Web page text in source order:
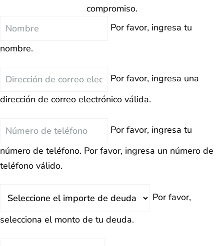
compromiso.
Nombre
Por favor, ingresa tu
nombre.
Correo
Por favor, ingresa una
dirección de correo electrónico válida.
Teléfono
Por favor, ingresa tu
número de teléfono. Por favor, ingresa un número de
teléfono válido.
Por favor,
selecciona el monto de tu deuda.